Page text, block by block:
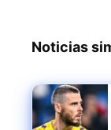
Noticias